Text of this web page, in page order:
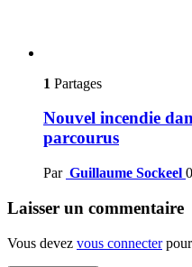
1 Partages
Nouvel incendie
parcourus
Par Guillaume Sockeel
Laisser un commentaire
Vous devez vous connecterpour